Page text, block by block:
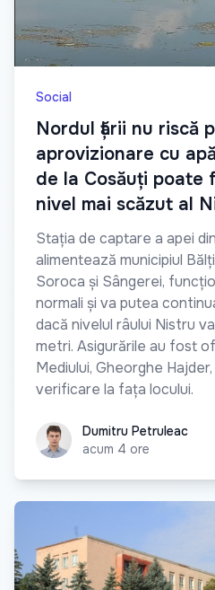
Social
Nordul țării nu riscă
aprovizionare cu
de la Cosăuți poate
nivel mai scăzut al
Stația de captare a apei
alimentează municipiul
Soroca și Sângerei,
normali și va putea
dacă nivelul râului Nistru
metri. Asigurările au fost
Mediului, Gheorghe
verificare la fața locului.
Dumitru Petruleac
Dumitru Petruleac
acum 4 ore